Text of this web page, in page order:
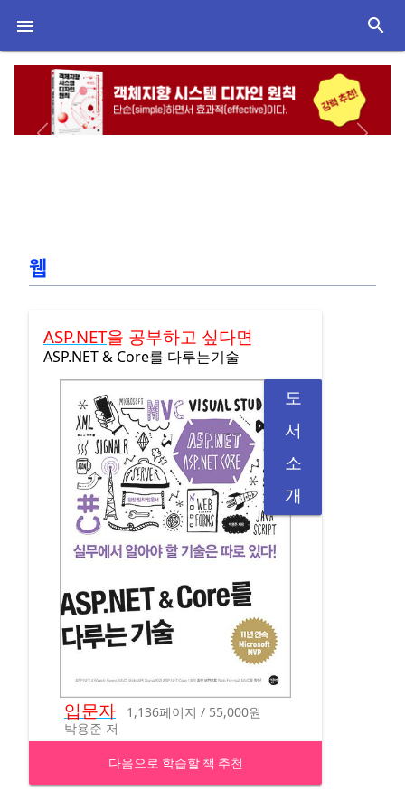
 search
Previous Next
웹
ASP.NET을 공부하고 싶다면
ASP.NET & Core를 다루는기술
도
서
소
개
입문자
1,136페이지 / 55,000원
박용준 저
다음으로 학습할 책 추천